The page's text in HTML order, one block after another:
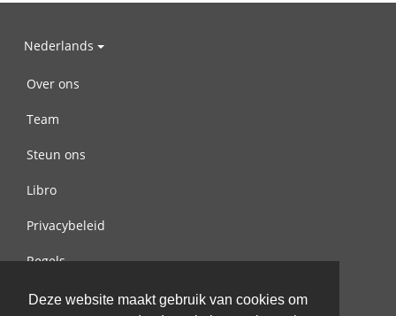
Deze website maakt gebruik van cookies om
Nederlands
Over ons
Team
Steun ons
Libro
Privacybeleid
Regels
Contact met ons opnemen